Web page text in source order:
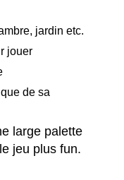
jardin etc.
jouer
de sa
large palette
jeu plus fun.